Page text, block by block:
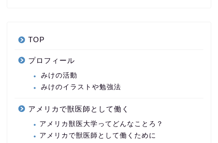
TOP
プロフィール
みけの活動
みけのイラストや勉強法
アメリカで獣医師として働く
アメリカ獣医大学ってどんなことろ？
アメリカで獣医師として働くために